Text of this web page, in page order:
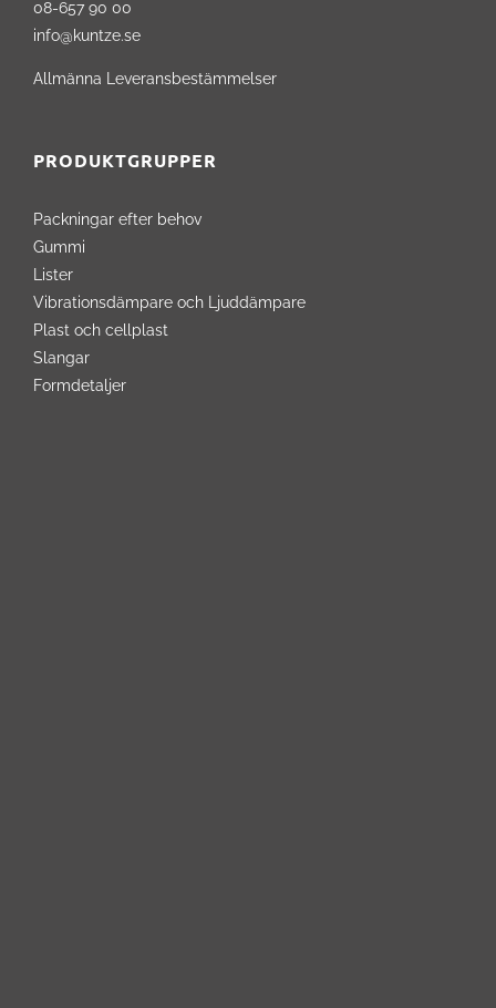
08-657 90 00
info@kuntze.se
Allmänna Leveransbestämmelser
PRODUKTGRUPPER
Packningar efter behov
Gummi
Lister
Vibrationsdämpare och Ljuddämpare
Plast och cellplast
Slangar
Formdetaljer